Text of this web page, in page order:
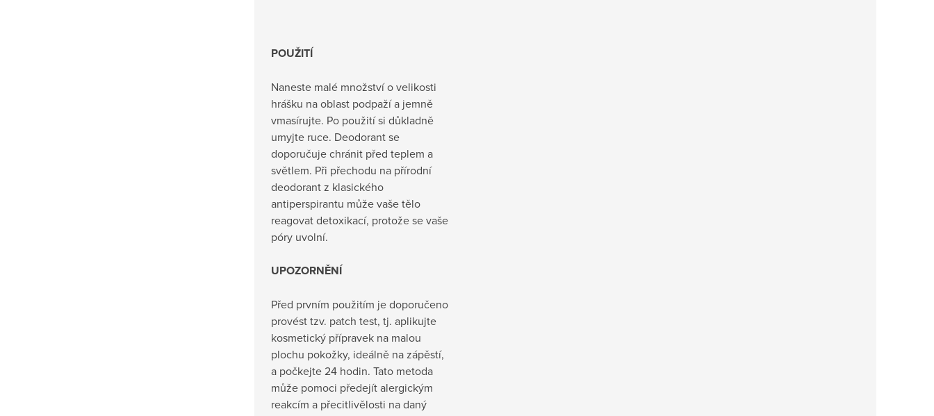
POUŽITÍ
Naneste malé množství o velikosti
hrášku na oblast podpaží a jemně
vmasírujte. Po použití si důkladně
umyjte ruce. Deodorant se
doporučuje chránit před teplem a
světlem. Při přechodu na přírodní
deodorant z klasického
antiperspirantu může vaše tělo
reagovat detoxikací, protože se vaše
póry uvolní.
UPOZORNĚNÍ
Před prvním použitím je doporučeno
provést tzv. patch test, tj. aplikujte
kosmetický přípravek na malou
plochu pokožky, ideálně na zápěstí,
a počkejte 24 hodin. Tato metoda
může pomoci předejít alergickým
reakcím a přecitlivělosti na daný